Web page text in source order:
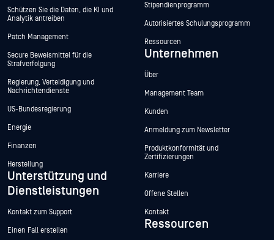
Schützen Sie die Daten, die KI und
Analytik antreiben
Patch Management
Secure Beweismittel für die
Strafverfolgung
Regierung, Verteidigung und
Nachrichtendienste
US-Bundesregierung
Energie
Finanzen
Herstellung
Unterstützung und
Dienstleistungen
Kontakt zum Support
Einen Fall erstellen
Stipendienprogramm
Autorisiertes Schulungsprogramm
Ressourcen
Unternehmen
Über
Management Team
Kunden
Anmeldung zum Newsletter
Produktkonformität und
Zertifizierungen
Karriere
Offene Stellen
Kontakt
Ressourcen